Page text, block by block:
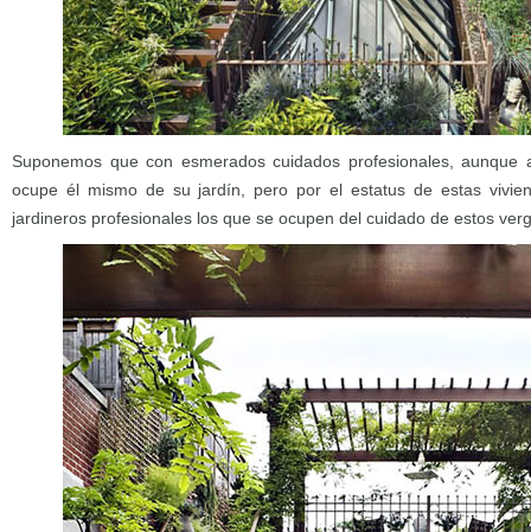
Suponemos que con esmerados cuidados profesionales,
ocupe él mismo de su jardín, pero por el estatus de estas
jardineros profesionales los que se ocupen del cuidado de estos